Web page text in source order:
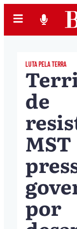
LUTA PELA TERRA
de
MST
por